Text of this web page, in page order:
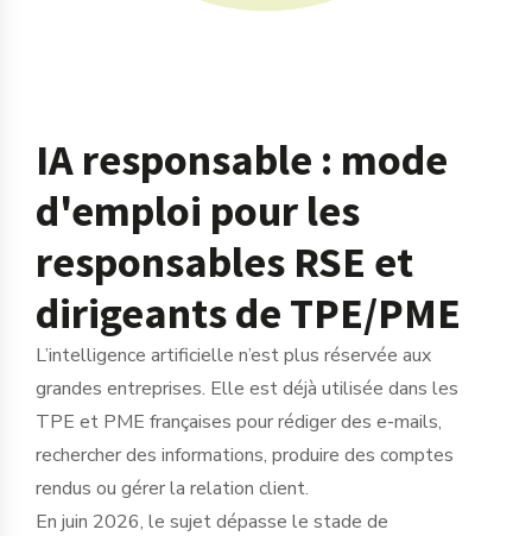
IA responsable : mode
d'emploi pour les
responsables RSE et
dirigeants de TPE/PME
L’intelligence artificielle n’est plus réservée aux
grandes entreprises. Elle est déjà utilisée dans les
TPE et PME françaises pour rédiger des e-mails,
rechercher des informations, produire des comptes
rendus ou gérer la relation client.
En juin 2026, le sujet dépasse le stade de